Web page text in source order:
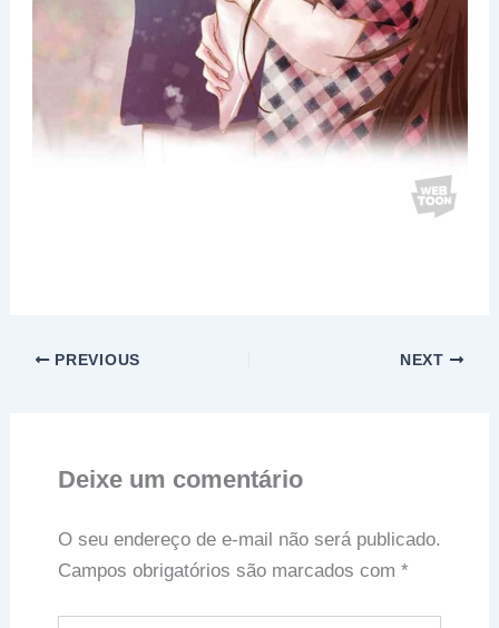
PREVIOUS NEXT
Deixe um comentário
O seu endereço de e-mail não será publicado.
Campos obrigatórios são marcados com *